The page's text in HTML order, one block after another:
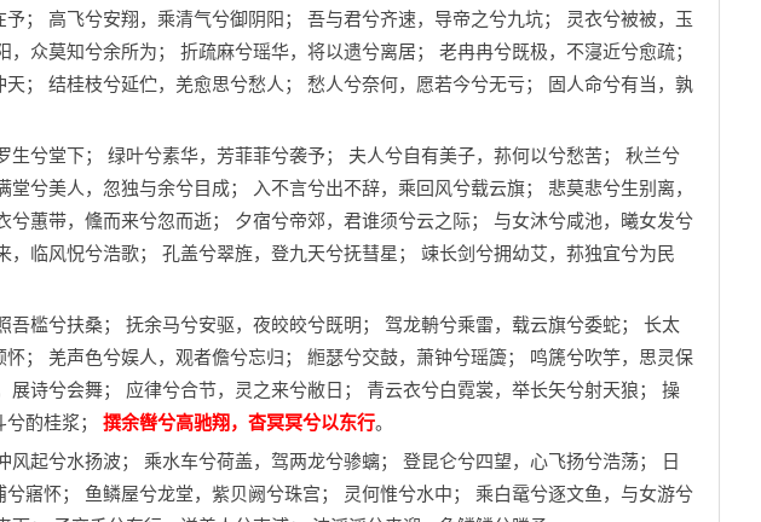
予； 高飞兮安翔，乘清气兮御阴阳； 吾与君兮齐速，导帝之兮九坑； 灵衣兮被被，玉
，众莫知兮余所为； 折疏麻兮瑶华，将以遗兮离居； 老冉冉兮既极，不寖近兮愈疏；
天； 结桂枝兮延伫，羌愈思兮愁人； 愁人兮奈何，愿若今兮无亏； 固人命兮有当，孰
生兮堂下； 绿叶兮素华，芳菲菲兮袭予； 夫人兮自有美子，荪何以兮愁苦； 秋兰兮
堂兮美人，忽独与余兮目成； 入不言兮出不辞，乘回风兮载云旗； 悲莫悲兮生别离，
兮蕙带，儵而来兮忽而逝； 夕宿兮帝郊，君谁须兮云之际； 与女沐兮咸池，曦女发兮
，临风怳兮浩歌； 孔盖兮翠旌，登九天兮抚彗星； 竦长剑兮拥幼艾，荪独宜兮为民
吾槛兮扶桑； 抚余马兮安驱，夜皎皎兮既明； 驾龙輈兮乘雷，载云旗兮委蛇； 长太
怀； 羌声色兮娱人，观者儋兮忘归； 縆瑟兮交鼓，萧钟兮瑶簴； 鸣篪兮吹竽，思灵保
展诗兮会舞； 应律兮合节，灵之来兮敝日； 青云衣兮白霓裳，举长矢兮射天狼； 操
酌桂浆； 撰余辔兮高驰翔，杳冥冥兮以东行。
风起兮水扬波； 乘水车兮荷盖，驾两龙兮骖螭； 登昆仑兮四望，心飞扬兮浩荡； 日
寤怀； 鱼鳞屋兮龙堂，紫贝阙兮珠宫； 灵何惟兮水中； 乘白鼋兮逐文鱼，与女游兮